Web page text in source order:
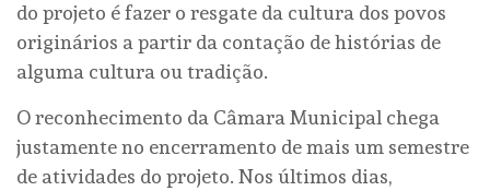
do projeto é fazer o resgate da cultura dos povos
originários a partir da contação de histórias de
alguma cultura ou tradição.
O reconhecimento da Câmara Municipal chega
justamente no encerramento de mais um semestre
de atividades do projeto. Nos últimos dias,